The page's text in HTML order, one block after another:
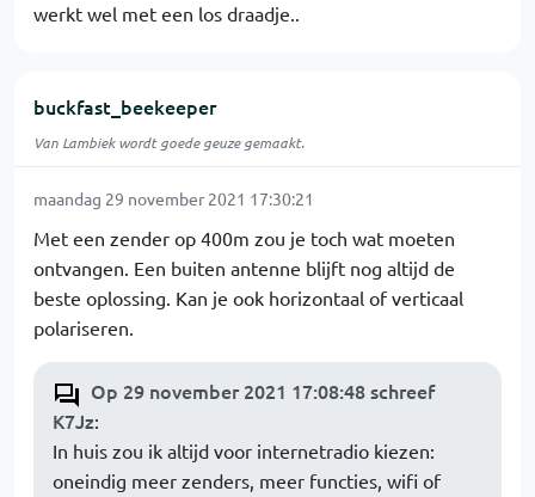
werkt wel met een los draadje..
buckfast_beekeeper
Van Lambiek wordt goede geuze gemaakt.
maandag 29 november 2021 17:30:21
Met een zender op 400m zou je toch wat moeten
ontvangen. Een buiten antenne blijft nog altijd de
beste oplossing. Kan je ook horizontaal of verticaal
polariseren.
Op 29 november 2021 17:08:48 schreef
K7Jz:
In huis zou ik altijd voor internetradio kiezen:
oneindig meer zenders, meer functies, wifi of